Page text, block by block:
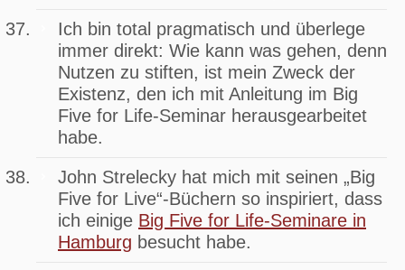
Ich bin total pragmatisch und überlege
immer direkt: Wie kann was gehen, denn
Nutzen zu stiften, ist mein Zweck der
Existenz, den ich mit Anleitung im Big
Five for Life-Seminar herausgearbeitet
habe.
John Strelecky hat mich mit seinen „Big
Five for Live“-Büchern so inspiriert, dass
ich einige Big Five for Life-Seminare in
Hamburg besucht habe.